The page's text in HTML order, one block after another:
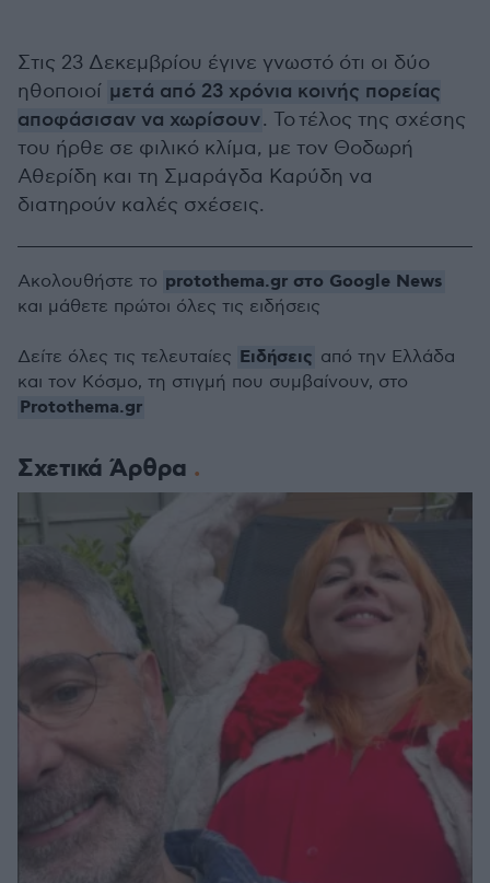
Στις 23 Δεκεμβρίου έγινε γνωστό ότι οι δύο
ηθοποιοί μετά από 23 χρόνια κοινής πορείας
αποφάσισαν να χωρίσουν. Το τέλος της σχέσης
του ήρθε σε φιλικό κλίμα, με τον Θοδωρή
Αθερίδη και τη Σμαράγδα Καρύδη να
διατηρούν καλές σχέσεις.
Σχετικά Άρθρα
Ακολουθήστε το protothema.gr στο Google News
και μάθετε πρώτοι όλες τις ειδήσεις
Δείτε όλες τις τελευταίες Ειδήσεις από την Ελλάδα
και τον Κόσμο, τη στιγμή που συμβαίνουν, στο
Protothema.gr